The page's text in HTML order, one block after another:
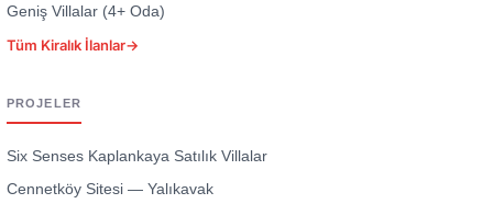
Geniş Villalar (4+ Oda)
Tüm Kiralık İlanlar→
PROJELER
Six Senses Kaplankaya Satılık Villalar
Cennetköy Sitesi — Yalıkavak